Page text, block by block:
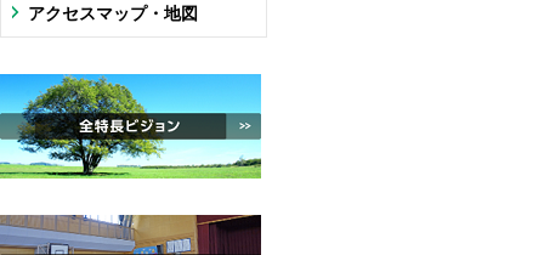
アクセスマップ・地図